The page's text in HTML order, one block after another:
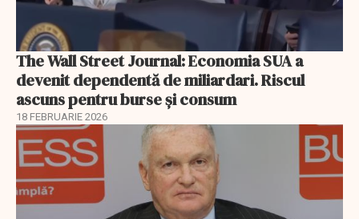
The Wall Street Journal: Economia SUA a
devenit dependentă de miliardari. Riscul
ascuns pentru burse și consum
18 FEBRUARIE 2026
EXCLUSIV